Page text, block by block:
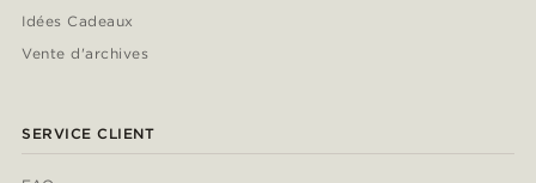
Idées Cadeaux
Vente d'archives
SERVICE CLIENT